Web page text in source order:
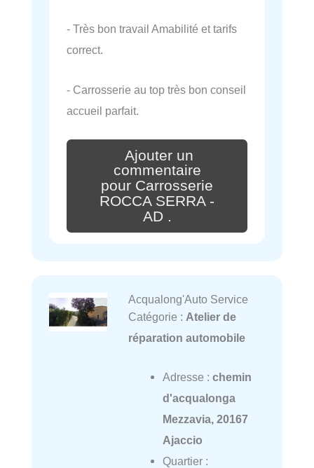
- Très bon travail Amabilité et tarifs
correct.
- Carrosserie au top très bon conseil
accueil parfait.
Ajouter un
commentaire
pour Carrosserie
ROCCA SERRA -
AD .
Acqualong'Auto Service
Catégorie : Atelier de
réparation automobile
Adresse : chemin
d'acqualonga
Mezzavia, 20167
Ajaccio
Quartier :